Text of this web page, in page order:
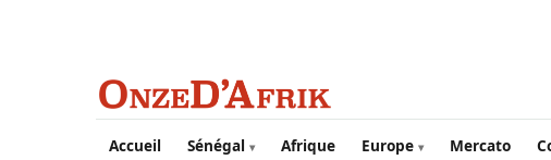
Aller au contenu principal
Accueil Sénégal Afrique Europe Mercato